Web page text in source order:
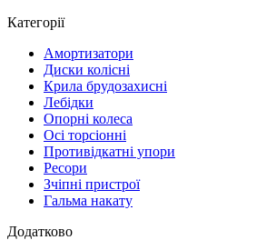
Категорії
Амортизатори
Диски колісні
Крила брудозахисні
Лебідки
Опорні колеса
Осі торсіонні
Противідкатні упори
Ресори
Зчіпні пристрої
Гальма накату
Додатково